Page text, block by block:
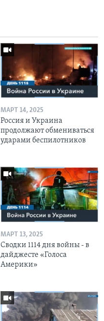
МАРТ 14, 2025
Россия и Украина
продолжают обмениваться
ударами беспилотников
МАРТ 13, 2025
Сводки 1114 дня войны - в
дайджесте «Голоса
Америки»